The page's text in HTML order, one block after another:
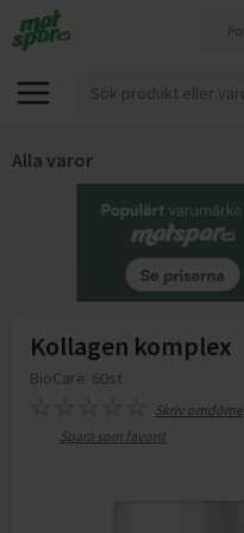
Alla varor
Kollagen komplex
BioCare 60st
Skriv omdöme
Spara som favorit